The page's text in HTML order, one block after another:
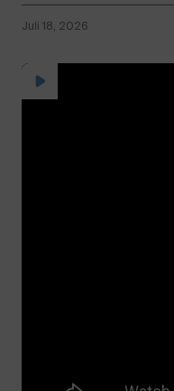
Juli 18, 2026